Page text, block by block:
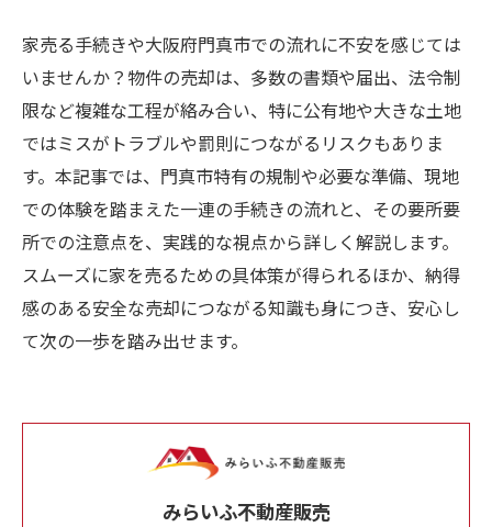
家売る手続きや大阪府門真市での流れに不安を感じては
いませんか？物件の売却は、多数の書類や届出、法令制
限など複雑な工程が絡み合い、特に公有地や大きな土地
ではミスがトラブルや罰則につながるリスクもありま
す。本記事では、門真市特有の規制や必要な準備、現地
での体験を踏まえた一連の手続きの流れと、その要所要
所での注意点を、実践的な視点から詳しく解説します。
スムーズに家を売るための具体策が得られるほか、納得
感のある安全な売却につながる知識も身につき、安心し
て次の一歩を踏み出せます。
みらいふ不動産販売